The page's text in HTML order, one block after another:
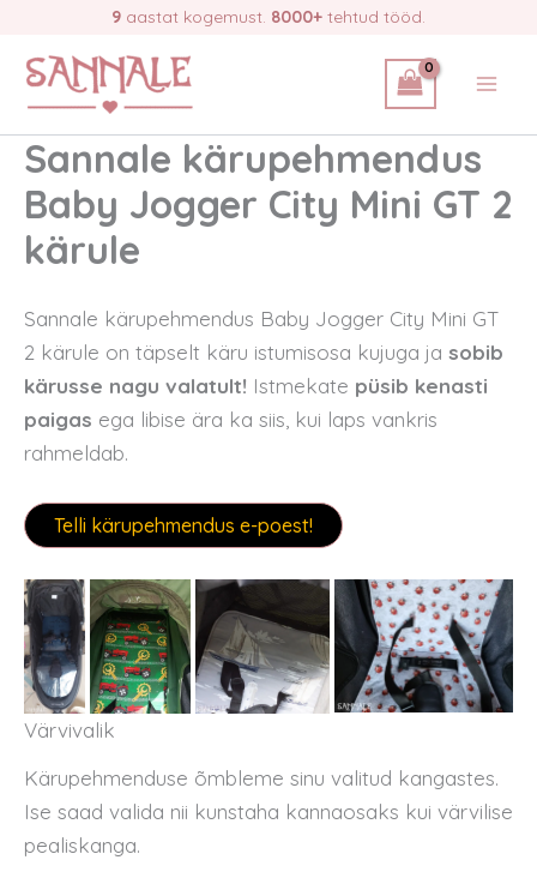
content
9 aastat kogemust. 8000+ tehtud tööd.
Sannale kärupehmendus
Baby Jogger City Mini GT 2
kärule
Sannale kärupehmendus Baby Jogger City Mini GT
2 kärule on täpselt käru istumisosa kujuga ja sobib
kärusse nagu valatult! Istmekate püsib kenasti
paigas ega libise ära ka siis, kui laps vankris
rahmeldab.
Telli kärupehmendus e-poest!
Värvivalik
Kärupehmenduse õmbleme sinu valitud kangastes.
Ise saad valida nii kunstaha kannaosaks kui värvilise
pealiskanga.